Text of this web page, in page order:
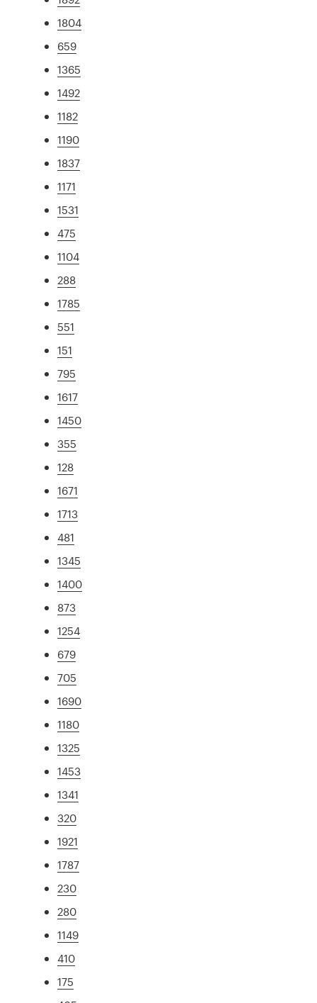
1804
659
1365
1492
1182
1190
1837
1171
1531
475
1104
288
1785
551
151
795
1617
1450
355
128
1671
1713
481
1345
1400
873
1254
679
705
1690
1180
1325
1453
1341
320
1921
1787
230
280
1149
410
175